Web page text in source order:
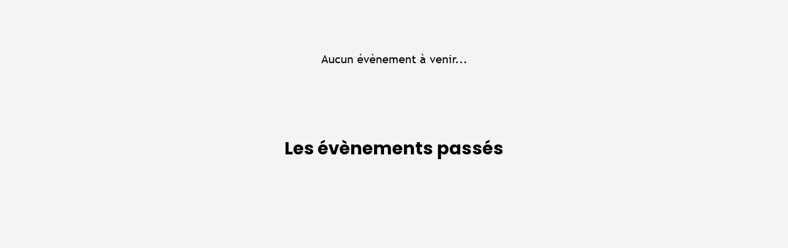
Aucun évènement à venir...
Les évènements passés